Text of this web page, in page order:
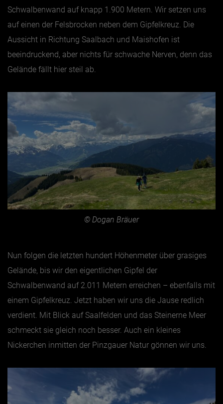
Schwalbenwand auf knapp 1.900 Metern. Wir setzen uns
auf einen der Felsbrocken neben dem Gipfelkreuz. Die
Aussicht in Richtung Saalbach und Maishofen ist
beeindruckend, aber nichts für schwache Nerven, denn das
Gelände fällt hier steil ab.
© Dogan Bräuer
Nun folgen die letzten hundert Höhenmeter über grasiges
Gelände, bis wir den eigentlichen Gipfel der
Schwalbenwand auf 2.011 Metern erreichen – ebenfalls mit
einem Gipfelkreuz. Jetzt haben wir uns die Jause redlich
verdient. Mit Blick auf Saalfelden und das Steinerne Meer
schmeckt sie gleich noch besser. Auch ein kleines
Nickerchen inmitten der Pinzgauer Natur gönnen wir uns.